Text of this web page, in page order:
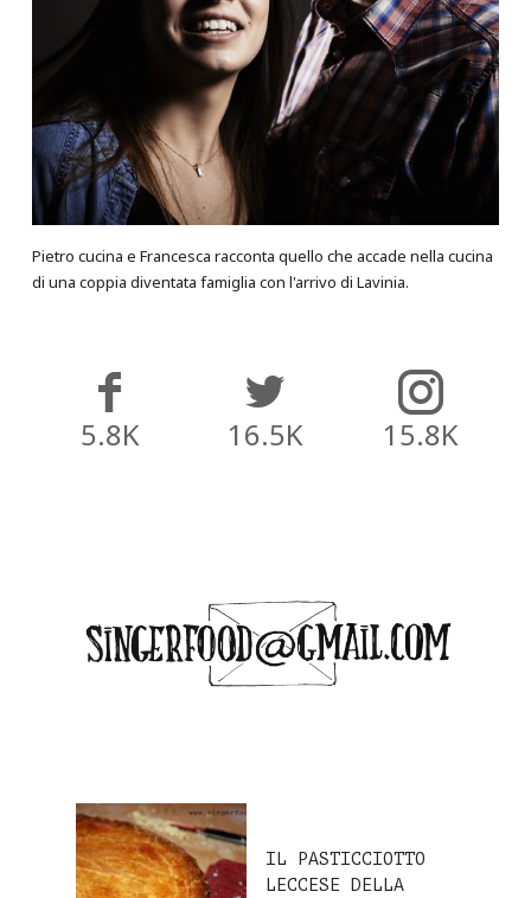
Pietro cucina e Francesca racconta quello che accade nella cucina
di una coppia diventata famiglia con l'arrivo di Lavinia.
5.8K 16.5K 15.8K
IL PASTICCIOTTO
LECCESE DELLA